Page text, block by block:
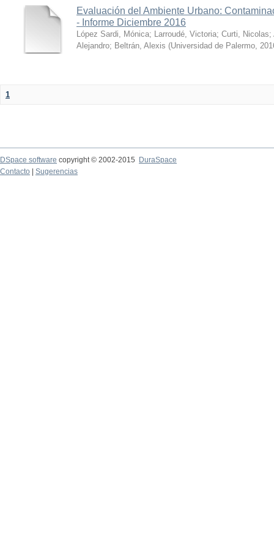
Evaluación del Ambiente Urbano:
- Informe Diciembre 2016
López Sardi, Mónica; Larroudé, Victoria; Curti, Nicolas;
Alejandro; Beltrán, Alexis (Universidad de Palermo,
1
DSpace software copyright © 2002-2015
DuraSpace
Contacto
Sugerencias